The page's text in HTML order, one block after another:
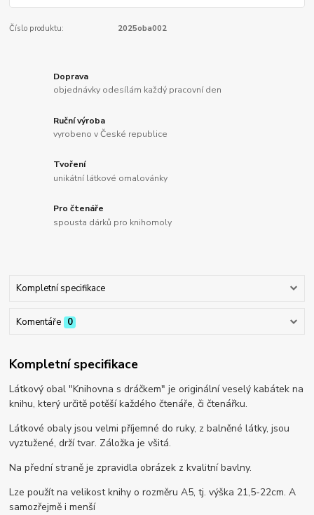
Číslo produktu: 2025oba002
Doprava
objednávky odesílám každý pracovní den
Ruční výroba
vyrobeno v České republice
Tvoření
unikátní látkové omalovánky
Pro čtenáře
spousta dárků pro knihomoly
Kompletní specifikace
Komentáře 0
Kompletní specifikace
Látkový obal "Knihovna s dráčkem" je originální veselý kabátek na
knihu, který určitě potěší každého čtenáře, či čtenářku.
Látkové obaly jsou velmi příjemné do ruky, z balněné látky, jsou
vyztužené, drží tvar. Záložka je všitá.
Na přední straně je zpravidla obrázek z kvalitní bavlny.
Lze použít na velikost knihy o rozměru A5, tj. výška 21,5-22cm. A
samozřejmě i menší